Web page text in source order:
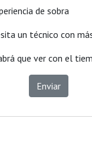
de sobra
un técnico con
que ver con el
Enviar